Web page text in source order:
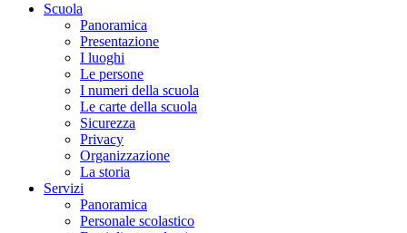
Scuola
Panoramica
Presentazione
I luoghi
Le persone
I numeri della scuola
Le carte della scuola
Sicurezza
Privacy
Organizzazione
La storia
Servizi
Panoramica
Personale scolastico